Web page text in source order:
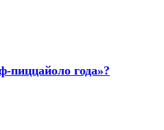
пиццайоло года»?